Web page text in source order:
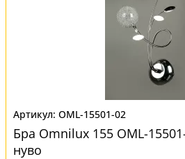
OML-15501-02
Бра Omnilux 155 OML-
нуво